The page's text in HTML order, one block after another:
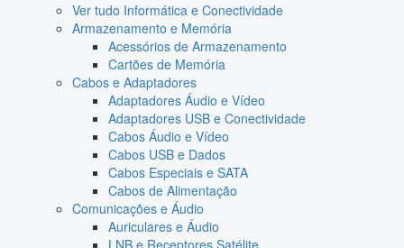
Ver tudo Informática e Conectividade
Armazenamento e Memória
Acessórios de Armazenamento
Cartões de Memória
Cabos e Adaptadores
Adaptadores Áudio e Vídeo
Adaptadores USB e Conectividade
Cabos Áudio e Vídeo
Cabos USB e Dados
Cabos Especiais e SATA
Cabos de Alimentação
Comunicações e Áudio
Auriculares e Áudio